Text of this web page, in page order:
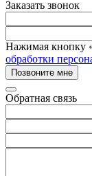
Заказать звонок
Нажимая кнопку
обработки
Позвоните мне
Обратная связь